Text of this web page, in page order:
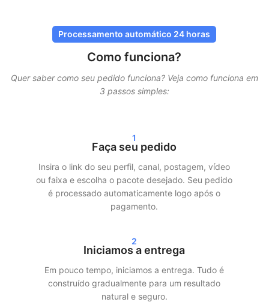
nunca precisa compartilhar sua senha
entregas são feitas por métodos seguros e comprovados.
Nossos serviços são projetados para parecer o mais natural
que seus seguidores, curtidas ou visualizações não chegam de
uma vez, mas são distribuídos ao longo do tempo. Isso garante
um crescimento mais realista e minimiza os riscos.
Entrega rápida e resultados reais
resultados claros nas suas estatísticas em 24–72 horas. Seja
comprando seguidores no Instagram, visualizações no TikTok
ou streams no Spotify — garantimos uma entrega rápida e
Processamento automático 24 horas
Como funciona?
Quer saber como seu pedido funciona? Veja como funciona em
3 passos simples:
1
Faça seu pedido
Insira o link do seu perfil, canal, postagem, vídeo
ou faixa e escolha o pacote desejado. Seu pedido
é processado automaticamente logo após o
pagamento.
2
Iniciamos a entrega
Em pouco tempo, iniciamos a entrega. Tudo é
construído gradualmente para um resultado
natural e seguro.